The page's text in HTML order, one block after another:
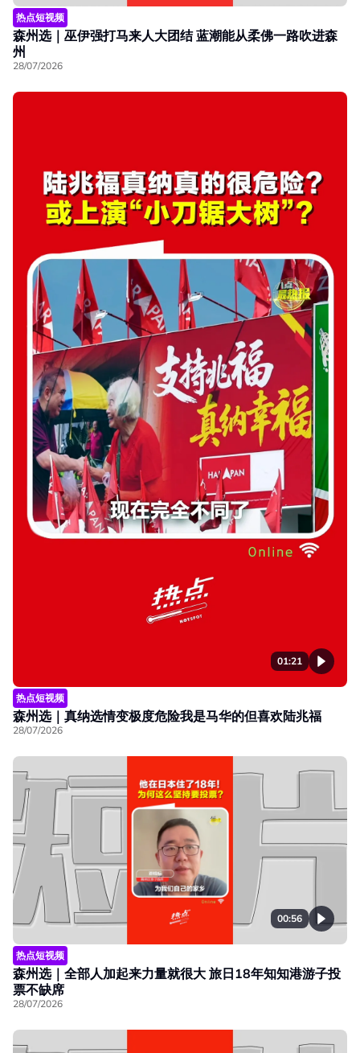
热点短视频
森州选｜巫伊强打马来人大团结 蓝潮能从柔佛一路吹进森
州
28/07/2026
01:21
热点短视频
森州选｜真纳选情变极度危险我是马华的但喜欢陆兆福
28/07/2026
00:56
热点短视频
森州选｜全部人加起来力量就很大 旅日18年知知港游子投
票不缺席
28/07/2026